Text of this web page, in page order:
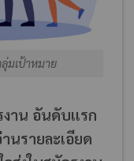
มเป้าหมาย
งาน อันดับแรก
นรายละเอียด